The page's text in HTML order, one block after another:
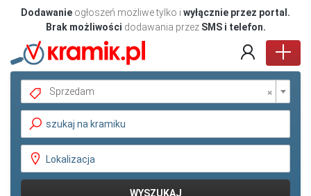
Dodawanie ogłoszeń możliwe tylko i wyłącznie przez portal.
Brak możliwości dodawania przez SMS i telefon.
×
Sprzedam
WYSZUKAJ
Pokaż oferty